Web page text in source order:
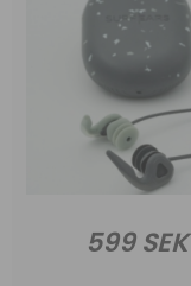
599 SEK